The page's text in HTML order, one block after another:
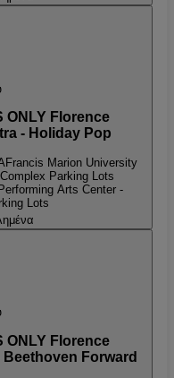
ONLY Florence
- Holiday Pop
Francis Marion University
Parking Lots
Arts Center -
Lots
ONLY Florence
Forward